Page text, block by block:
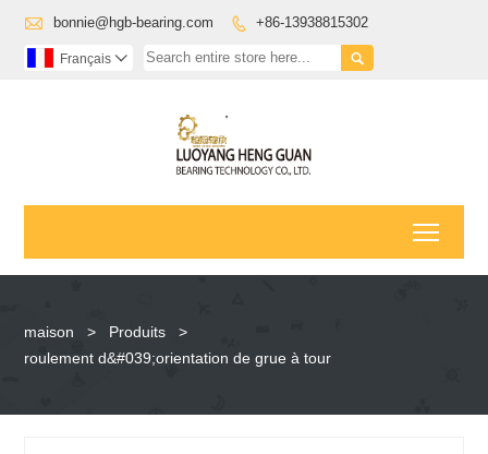
 bonnie@hgb-bearing.com  +86-13938815302

Français 
maison > Produits
>
roulement d&#039;orientation de grue à tour